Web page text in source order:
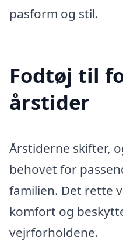
pasform og stil.
Fodtøj til
årstider
Årstiderne skifter,
behovet for
familien. Det rette
komfort og
vejrforholdene.